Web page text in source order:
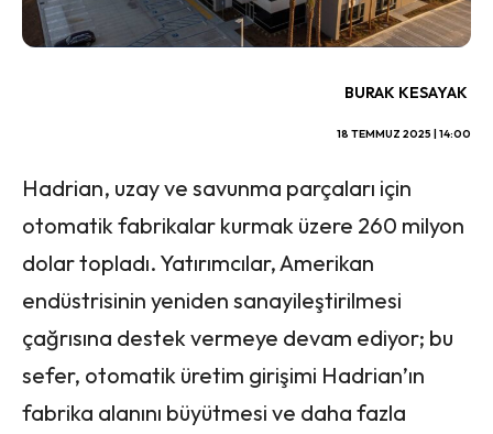
BURAK KESAYAK
18 TEMMUZ 2025 | 14:00
Hadrian, uzay ve savunma parçaları için
otomatik fabrikalar kurmak üzere 260 milyon
dolar topladı. Yatırımcılar, Amerikan
endüstrisinin yeniden sanayileştirilmesi
çağrısına destek vermeye devam ediyor; bu
sefer, otomatik üretim girişimi Hadrian’ın
fabrika alanını büyütmesi ve daha fazla